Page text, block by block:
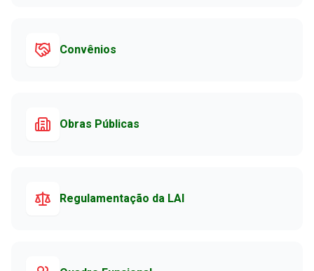
Convênios
Obras Públicas
Regulamentação da LAI